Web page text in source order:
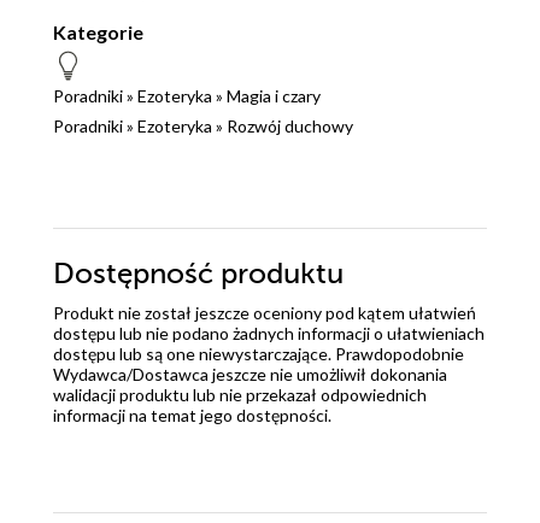
Kategorie
Poradniki» Ezoteryka » Magia i czary
Poradniki» Ezoteryka » Rozwój duchowy
Dostępność produktu
Produkt nie został jeszcze oceniony pod kątem ułatwień
dostępu lub nie podano żadnych informacji o ułatwieniach
dostępu lub są one niewystarczające. Prawdopodobnie
Wydawca/Dostawca jeszcze nie umożliwił dokonania
walidacji produktu lub nie przekazał odpowiednich
informacji na temat jego dostępności.